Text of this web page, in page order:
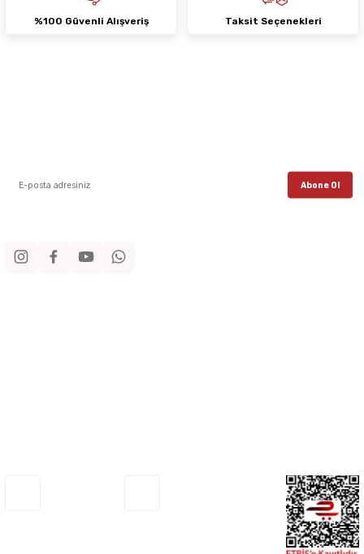
%100 Güvenli Alışveriş Taksit Seçenekleri
Abone Ol